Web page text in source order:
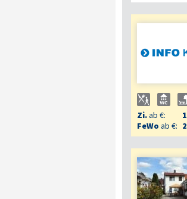
Zi.ab €: 1
FeWo ab €: 2